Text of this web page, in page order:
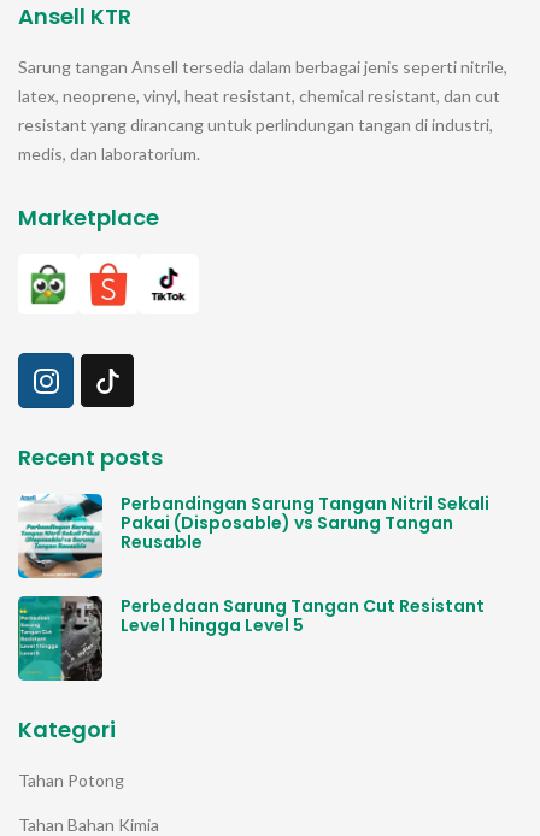
Ansell KTR
Sarung tangan Ansell tersedia dalam berbagai jenis seperti nitrile,
latex, neoprene, vinyl, heat resistant, chemical resistant, dan cut
resistant yang dirancang untuk perlindungan tangan di industri,
medis, dan laboratorium.
Marketplace
Recent posts
Perbandingan Sarung Tangan Nitril Sekali
Pakai (Disposable) vs Sarung Tangan
Reusable
Perbedaan Sarung Tangan Cut Resistant
Level 1 hingga Level 5
Kategori
Tahan Potong
Tahan Bahan Kimia